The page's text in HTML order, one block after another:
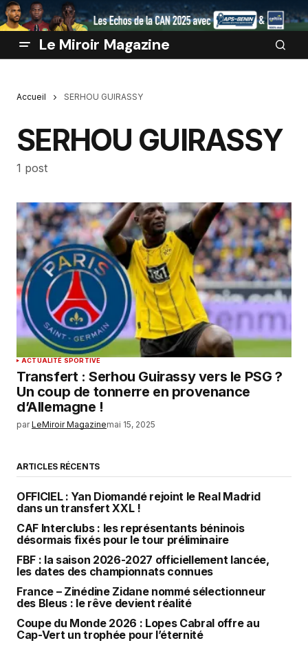
Le Miroir Magazine
Accueil SERHOU GUIRASSY
SERHOU GUIRASSY
1 post
ACTUALITÉ SPORTIVE
Transfert : Serhou Guirassy vers le PSG ?
Un coup de tonnerre en provenance
d’Allemagne !
par LeMiroir Magazinemai 15, 2025
ARTICLES RÉCENTS
OFFICIEL : Yan Diomandé rejoint le Real Madrid
dans un transfert XXL !
CAF Interclubs : les représentants béninois
désormais fixés pour le tour préliminaire
FBF : la saison 2026-2027 officiellement lancée,
les dates des championnats connues
France – Zinédine Zidane nommé sélectionneur
des Bleus : le rêve devient réalité
Coupe du Monde 2026 : Lopes Cabral offre au
Cap-Vert un trophée pour l’éternité